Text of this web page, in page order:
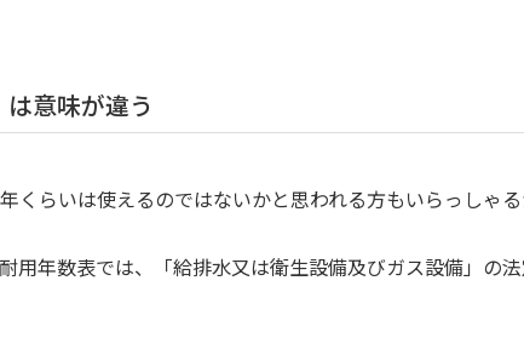
は意味が違う
くらいは使えるのではないかと思われる方もいらっしゃる
用年数表では、「給排水又は衛生設備及びガス設備」の法